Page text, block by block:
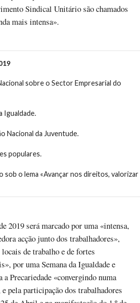
Sindical Unitário são chamados
mais intensa».
sobre o Sector Empresarial do
Igualdade.
Nacional da Juventude.
populares.
sob o lema «Avançar nos direitos, valorizar
2019 será marcado por uma «intensa,
acção junto dos trabalhadores»,
de trabalho e de fortes
por uma Semana da Igualdade e
a Precariedade «convergindo numa
pela participação dos trabalhadores